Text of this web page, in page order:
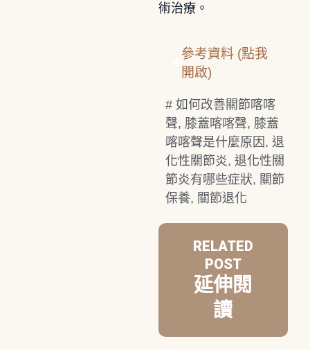
術治療。
參考資料 (點我
開啟)
# 如何改善關節喀喀
聲, 膝蓋喀喀聲, 膝蓋
喀喀聲是什麼原因 , 退
化性關節炎, 退化性關
節炎有哪些症狀, 關節
保養, 關節退化
RELATED
POST
延伸閱
讀